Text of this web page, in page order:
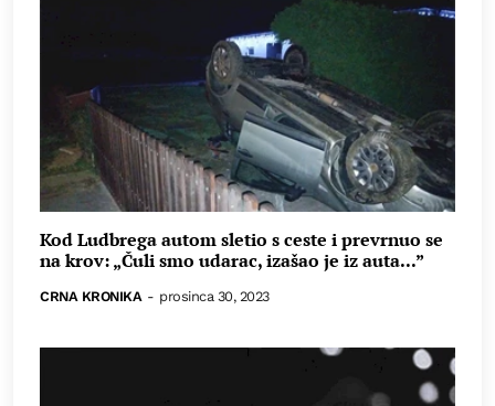
Kod Ludbrega autom sletio s ceste i prevrnuo se
na krov: „Čuli smo udarac, izašao je iz auta...”
CRNA KRONIKA - prosinca 30, 2023